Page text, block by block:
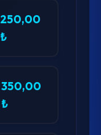
250,00
₺
350,00
₺